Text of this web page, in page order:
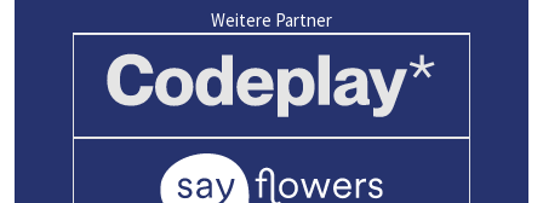
Weitere Partner